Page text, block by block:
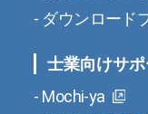
ダウンロード
士業向けサ
Mochi-ya